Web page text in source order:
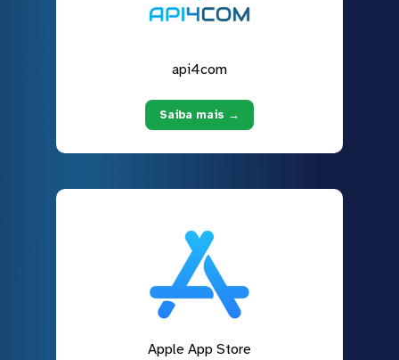
api4com
Saiba mais →
Apple App Store